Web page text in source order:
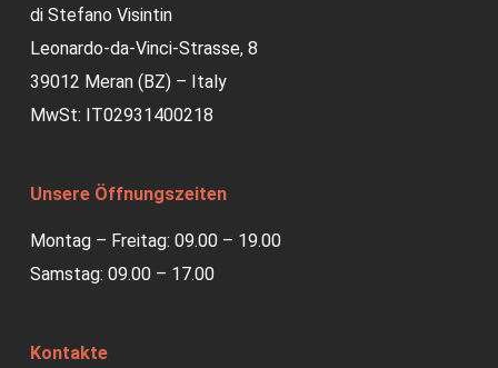
di Stefano Visintin
Leonardo-da-Vinci-Strasse, 8
39012 Meran (BZ) – Italy
MwSt: IT02931400218
Unsere Öffnungszeiten
Montag – Freitag: 09.00 – 19.00
Samstag: 09.00 – 17.00
Kontakte